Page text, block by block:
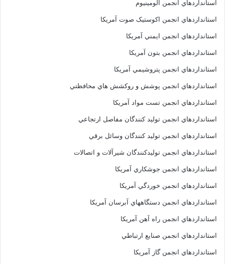
استانداردهاي انجمن آلومينيوم
استانداردهاي انجمن اکوستيک صوت آمريکا
استانداردهاي انجمن ايمني آمريکا
استانداردهاي انجمن بتون آمريکا
استانداردهاي انجمن پتروشيمي آمريکا
استانداردهاي انجمن پوشش و روکشش هاي محافظتي
استانداردهاي انجمن تست مواد آمريکا
استانداردهاي انجمن توليد کنندگان مفاصل ارتجاعي
استانداردهاي انجمن توليد کنندگان وسائل برقي
استانداردهاي انجمن توليدکنندگان شيرآلات و اتصالات
استانداردهاي انجمن جوشکاري آمريکا
استانداردهاي انجمن خوردگي آمريکا
استانداردهاي انجمن دستگاههاي آبرسان آمريکا
استانداردهاي انجمن راه آهن آمريکا
استانداردهاي انجمن صنايع ارتباطي
استانداردهاي انجمن گاز آمريکا